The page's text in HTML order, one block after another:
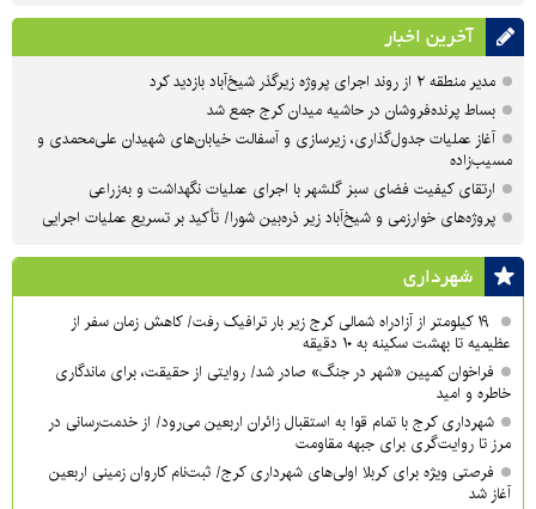
آخرین اخبار
مدیر منطقه ۲ از روند اجرای پروژه زیرگذر شیخ‌آباد بازدید کرد
بساط پرنده‌فروشان در حاشیه میدان کرج جمع شد
آغاز عملیات جدول‌گذاری، زیرسازی و آسفالت خیابان‌های شهیدان علی‌محمدی و
مسیب‌زاده
ارتقای کیفیت فضای سبز گلشهر با اجرای عملیات نگهداشت و به‌زراعی
پروژه‌های خوارزمی و شیخ‌آباد زیر ذره‌بین شورا/ تأکید بر تسریع عملیات اجرایی
شهرداری
۱۹ کیلومتر از آزادراه شمالی کرج زیر بار ترافیک رفت/ کاهش زمان سفر از
عظیمیه تا بهشت سکینه به ۱۰ دقیقه
فراخوان کمپین «شهر در جنگ» صادر شد/ روایتی از حقیقت، برای ماندگاری
خاطره و امید
شهرداری کرج با تمام قوا به استقبال زائران اربعین می‌رود/ از خدمت‌رسانی در
مرز تا روایت‌گری برای جبهه مقاومت
فرصتی ویژه برای کربلا اولی‌های شهرداری کرج/ ثبت‌نام کاروان زمینی اربعین
آغاز شد